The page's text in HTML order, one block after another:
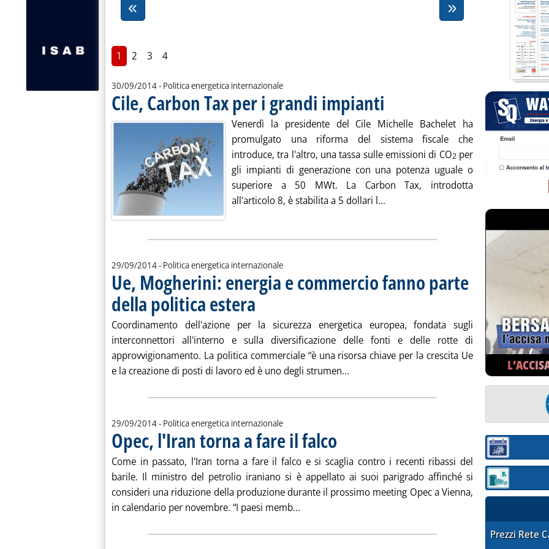
1 2 3 4
30/09/2014- Politica energetica internazionale
Cile, Carbon Tax per i grandi impianti . Pubblicata martedì 30 settembre 2014 alle 10.36.
Venerdì la presidente del Cile Michelle Bachelet ha
promulgato una riforma del sistema fiscale che
introduce, tra l'altro, una tassa sulle emissioni di CO2 per
gli impianti di generazione con una potenza uguale o
superiore a 50 MWt. La Carbon Tax, introdotta
all'articolo 8, è stabilita a 5 dollari l...
29/09/2014- Politica energetica internazionale
Ue, Mogherini: energia e commercio fanno parte
della politica estera . Pubblicata lunedì 29 settembre 2014 alle 15.3.
Coordinamento dell'azione per la sicurezza energetica europea, fondata sugli
interconnettori all'interno e sulla diversificazione delle fonti e delle rotte di
approvvigionamento. La politica commerciale “è una risorsa chiave per la crescita Ue
e la creazione di posti di lavoro ed è uno degli strumen... Leggi tutta la notizia: 'Ue, Mogherini:
29/09/2014- Politica energetica internazionale
Opec, l'Iran torna a fare il falco
Come in passato, l'Iran torna a fare il falco e si scaglia contro i recenti ribassi del
barile. Il ministro del petrolio iraniano si è appellato ai suoi parigrado affinché si
consideri una riduzione della produzione durante il prossimo meeting Opec a Vienna,
in calendario per novembre. “I paesi memb...
Sezione:
Sezione:
Prezzi Rete